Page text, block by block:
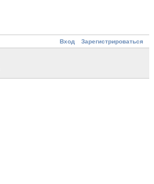
Вход Зарегистрироваться